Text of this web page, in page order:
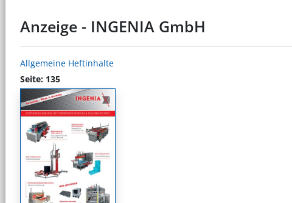
Anzeige - INGENIA GmbH
Allgemeine Heftinhalte
Seite: 135